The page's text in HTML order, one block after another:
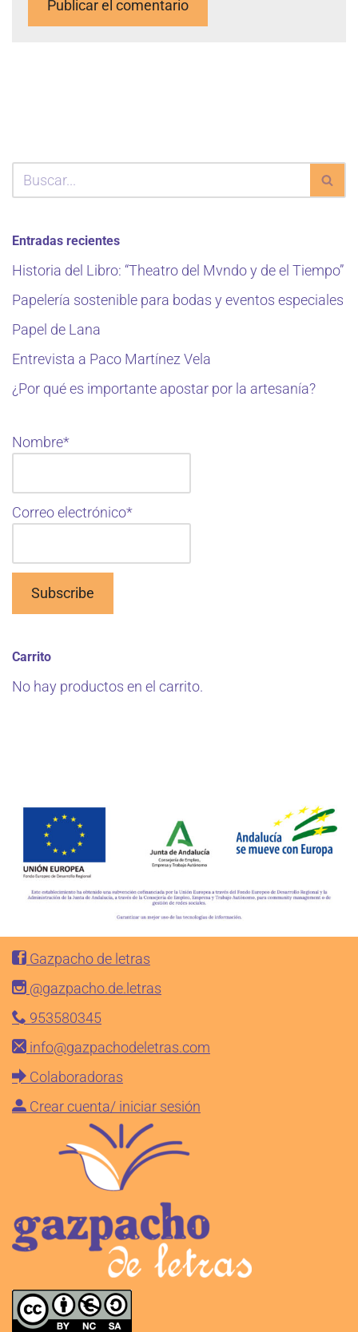
Entradas recientes
Historia del Libro: “Theatro del Mvndo y de el Tiempo”
Papelería sostenible para bodas y eventos especiales
Papel de Lana
Entrevista a Paco Martínez Vela
¿Por qué es importante apostar por la artesanía?
Nombre*
Correo electrónico*
Carrito
No hay productos en el carrito.
Gazpacho de letras
@gazpacho.de.letras
953580345
info@gazpachodeletras.com
Colaboradoras
Crear cuenta/ iniciar sesión